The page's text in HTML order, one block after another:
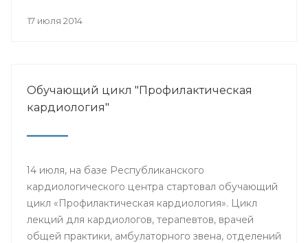
17 июля 2014
Обучающий цикл "Профилактическая
кардиология"
14 июля, на базе Республиканского
кардиологического центра стартовал обучающий
цикл «Профилактическая кардиология». Цикл
лекций для кардиологов, терапевтов, врачей
общей практики, амбулаторного звена, отделений